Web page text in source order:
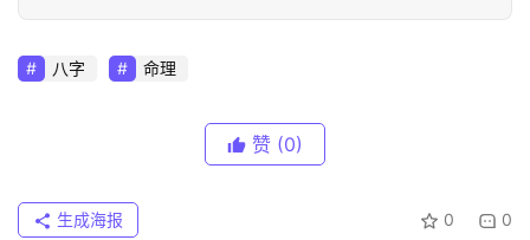
八字 命理
赞 (0)
0 0
生成海报